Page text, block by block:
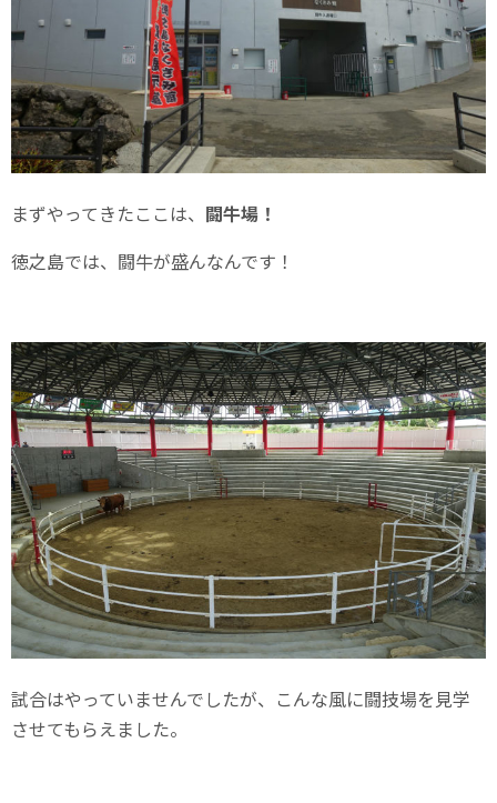
まずやってきたここは、 闘牛場！
徳之島では、闘牛が盛んなんです！
試合はやっていませんでしたが、こんな風に闘技場を見学
させてもらえました。